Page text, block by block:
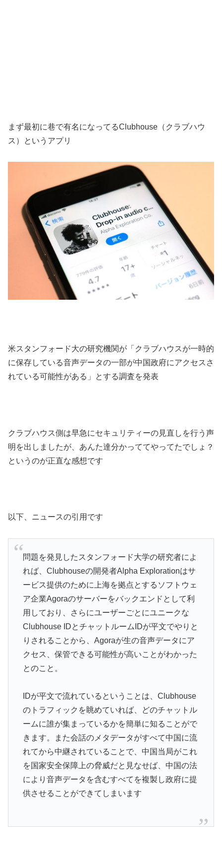
まず最初に巷で有名になってるClubhouse（クラブハウ
ス）というアプリ
米スタンフォード大の研究機関が「クラブハウスが一時的
に保存している音声データの一部が中国政府にアクセスさ
れている可能性がある」とする調査を発表
クラブハウス側は早急にセキュリティーの見直しを行う声
明を出しましたが、あんた達分かっててやってたでしょ？
というのが正直な感想です
以下、ニュースの引用です
問題を発見したスタンフォード大学の研究者によ
れば、Clubhouseの開発者Alpha Explorationはサ
ービス提供のために上海を拠点とするソフトウェ
ア企業Agoraのサーバーをバックエンドとして利
用しており、さらにユーザーごとにユニークな
Clubhouse IDとチャットルームIDが平文でやりと
りされることから、Agoraが生の音声データにア
クセス、保管できる可能性が高いことがわかった
とのこと。
IDが平文で流れているということは、Clubhouse
のトラフィックを眺めていれば、どのチャットル
ームに誰が集まっているかを簡単に知ることがで
きます。また会話のメタデータがすべて中国に流
れてから中継されていることで、中国当局がこれ
を国家安全保障上の脅威だと見なせば、中国の法
により音声データを含むすべてを複製し政府に提
供させることができてしまいます